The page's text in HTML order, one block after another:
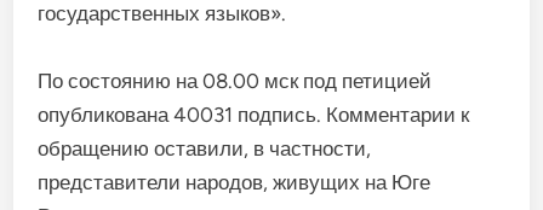
государственных языков».
По состоянию на 08.00 мск под петицией
опубликована 40031 подпись. Комментарии к
обращению оставили, в частности,
представители народов, живущих на Юге